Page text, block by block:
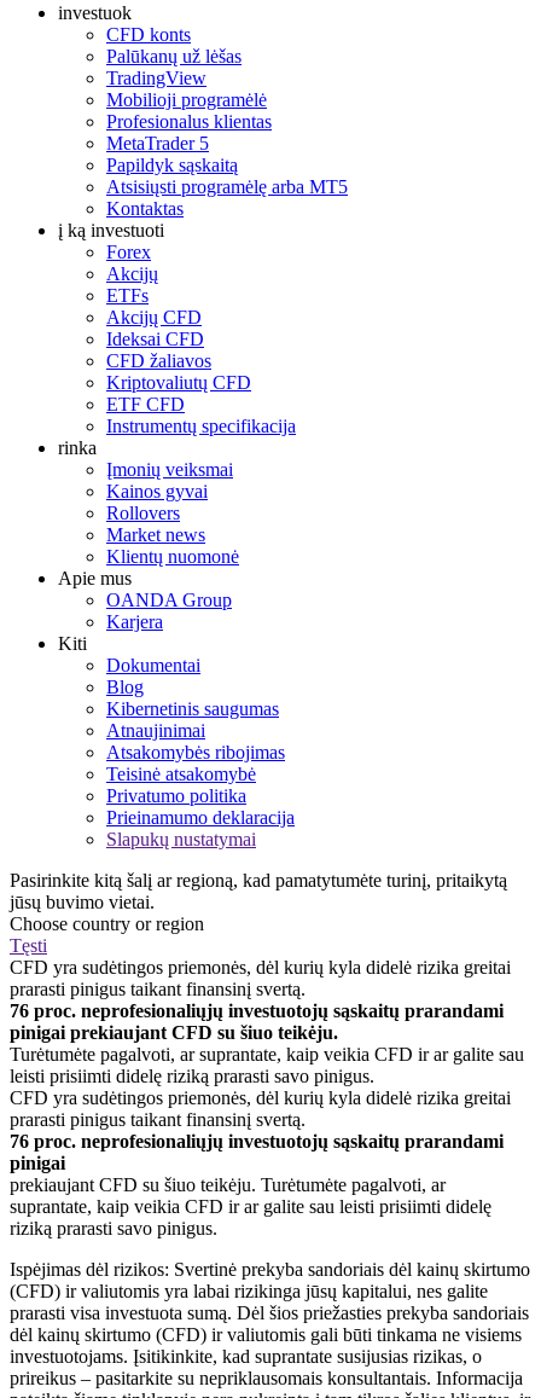
investuok
CFD konts
Palūkanų už lėšas
TradingView
Mobilioji programėlė
Profesionalus klientas
MetaTrader 5
Papildyk sąskaitą
Atsisiųsti programėlę arba MT5
Kontaktas
į ką investuoti
Forex
Akcijų
ETFs
Akcijų CFD
Ideksai CFD
CFD žaliavos
Kriptovaliutų CFD
ETF CFD
Instrumentų specifikacija
rinka
Įmonių veiksmai
Kainos gyvai
Rollovers
Market news
Klientų nuomonė
Apie mus
OANDA Group
Karjera
Kiti
Dokumentai
Blog
Kibernetinis saugumas
Atnaujinimai
Atsakomybės ribojimas
Teisinė atsakomybė
Privatumo politika
Prieinamumo deklaracija
Slapukų nustatymai
Pasirinkite kitą šalį ar regioną, kad pamatytumėte turinį, pritaikytą
jūsų buvimo vietai.
Choose country or region
Tęsti
CFD yra sudėtingos priemonės, dėl kurių kyla didelė rizika greitai
prarasti pinigus taikant finansinį svertą.
76 proc. neprofesionaliųjų investuotojų sąskaitų prarandami
pinigai prekiaujant CFD su šiuo teikėju.
Turėtumėte pagalvoti, ar suprantate, kaip veikia CFD ir ar galite sau
leisti prisiimti didelę riziką prarasti savo pinigus.
CFD yra sudėtingos priemonės, dėl kurių kyla didelė rizika greitai
prarasti pinigus taikant finansinį svertą.
76 proc. neprofesionaliųjų investuotojų sąskaitų prarandami
pinigai
prekiaujant CFD su šiuo teikėju. Turėtumėte pagalvoti, ar
suprantate, kaip veikia CFD ir ar galite sau leisti prisiimti didelę
riziką prarasti savo pinigus.
Ispėjimas dėl rizikos: Svertinė prekyba sandoriais dėl kainų skirtumo
(CFD) ir valiutomis yra labai rizikinga jūsų kapitalui, nes galite
prarasti visa investuota sumą. Dėl šios priežasties prekyba sandoriais
dėl kainų skirtumo (CFD) ir valiutomis gali būti tinkama ne visiems
investuotojams. Įsitikinkite, kad suprantate susijusias rizikas, o
prireikus – pasitarkite su nepriklausomais konsultantais. Informacija